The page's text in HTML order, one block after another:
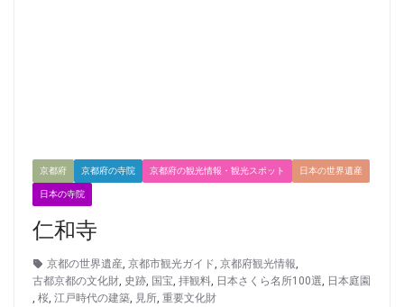
京都府 京都府の寺院 京都府の観光情報・観光スポット 日本の世界遺産
日本の寺院
仁和寺
京都の世界遺産 京都市観光ガイド 京都府観光情報
古都京都の文化財 史跡 国宝 拝観料 日本さくら名所100選
日本庭園
桜 江戸時代の建築 見所 重要文化財